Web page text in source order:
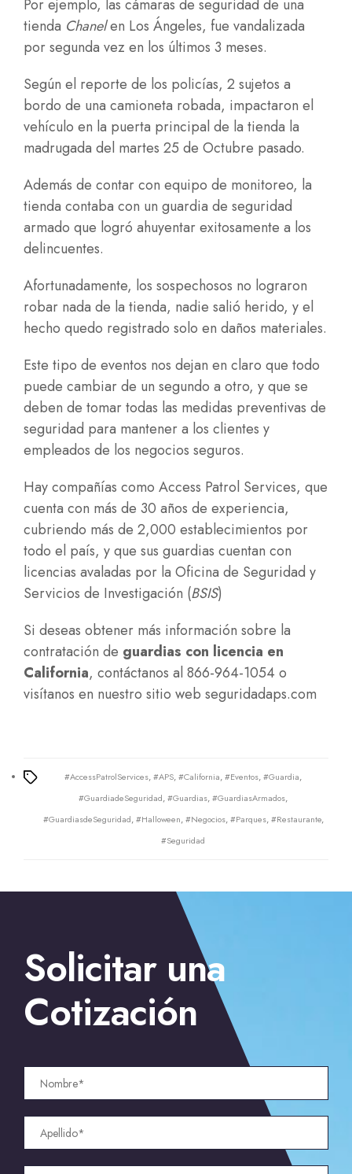
Por ejemplo, las cámaras de seguridad de una
tienda Chanelen Los Ángeles, fue vandalizada
por segunda vez en los últimos 3 meses.
Según el reporte de los policías, 2 sujetos a
bordo de una camioneta robada, impactaron el
vehículo en la puerta principal de la tienda la
madrugada del martes 25 de Octubre pasado.
Además de contar con equipo de monitoreo, la
tienda contaba con un guardia de seguridad
armado que logró ahuyentar exitosamente a los
delincuentes.
Afortunadamente, los sospechosos no lograron
robar nada de la tienda, nadie salió herido, y el
hecho quedo registrado solo en daños materiales.
Este tipo de eventos nos dejan en claro que todo
puede cambiar de un segundo a otro, y que se
deben de tomar todas las medidas preventivas de
seguridad para mantener a los clientes y
empleados de los negocios seguros.
Hay compañías como Access Patrol Services, que
cuenta con más de 30 años de experiencia,
cubriendo más de 2,000 establecimientos por
todo el país, y que sus guardias cuentan con
licencias avaladas por la Oficina de Seguridad y
Servicios de Investigación (BSIS)
Si deseas obtener más información sobre la
contratación de guardias con licencia en
California, contáctanos al 866-964-1054 o
visítanos en nuestro sitio web seguridadaps.com
Tags
#AccessPatrolServices,#APS,#California,#Eventos,#Guardia,
#GuardiadeSeguridad,#Guardias,#GuardiasArmados,
#GuardiasdeSeguridad,#Halloween,#Negocios,#Parques,#Restaurante,
#Seguridad
Guardias en Stockton; estrategia global de seguridad
Guardias de seguridad para oficinas en Orange; reuniones
y fiestas
Solicitar una
Cotización